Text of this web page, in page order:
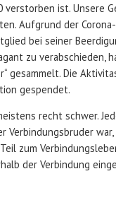
verstorben ist. Unsere
Aufgrund der
bei seiner
zu verabschieden,
gesammelt. Die
gespendet.
recht schwer.
Verbindungsbruder
zum
der Verbindung